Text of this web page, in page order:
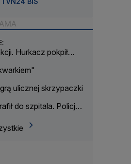
Hurkacz pokpił
ulicznej skrzypaczki
do szpitala. Policja